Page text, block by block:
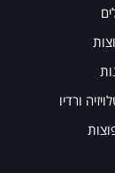
ורדיו